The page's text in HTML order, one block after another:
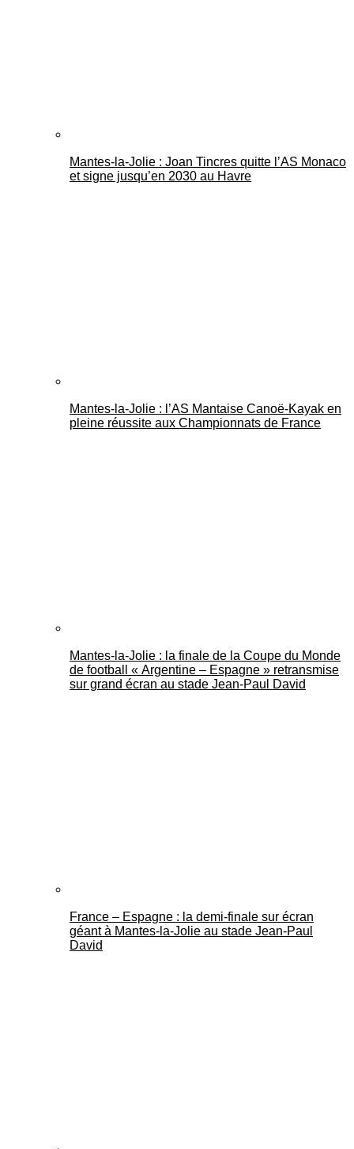
Mantes-la-Jolie : Joan Tincres quitte l’AS Monaco
et signe jusqu’en 2030 au Havre
Mantes-la-Jolie : l’AS Mantaise Canoë‑Kayak en
pleine réussite aux Championnats de France
Mantes-la-Jolie : la finale de la Coupe du Monde
de football « Argentine – Espagne » retransmise
sur grand écran au stade Jean-Paul David
France – Espagne : la demi-finale sur écran
géant à Mantes-la-Jolie au stade Jean-Paul
David